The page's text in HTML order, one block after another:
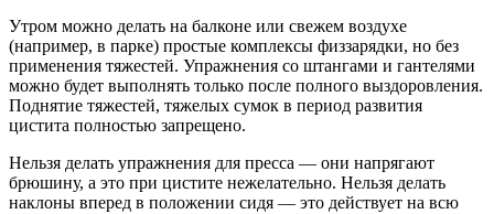
Утром можно делать на балконе или свежем воздухе
(например, в парке) простые комплексы физзарядки, но без
применения тяжестей. Упражнения со штангами и гантелями
можно будет выполнять только после полного выздоровления.
Поднятие тяжестей, тяжелых сумок в период развития
цистита полностью запрещено.
Нельзя делать упражнения для пресса — они напрягают
брюшину, а это при цистите нежелательно. Нельзя делать
наклоны вперед в положении сидя — это действует на всю